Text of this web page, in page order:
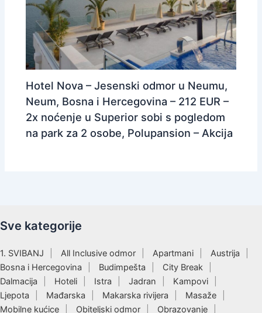
Hotel Nova – Jesenski odmor u Neumu,
Neum, Bosna i Hercegovina – 212 EUR –
2x noćenje u Superior sobi s pogledom
na park za 2 osobe, Polupansion – Akcija
Sve kategorije
1. SVIBANJ All Inclusive odmor Apartmani
Austrija
Bosna i Hercegovina
Budimpešta
City Break
Dalmacija
Hoteli Istra Jadran
Kampovi
Ljepota
Mađarska Makarska rivijera
Masaže
Mobilne kućice
Obiteljski odmor Obrazovanje